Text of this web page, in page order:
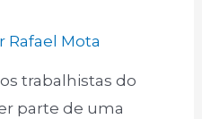
Rafael Mota
trabalhistas do
parte de uma